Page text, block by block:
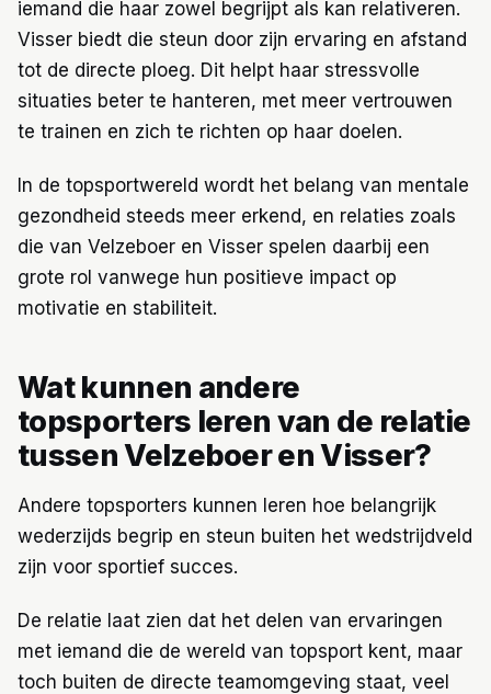
iemand die haar zowel begrijpt als kan relativeren.
Visser biedt die steun door zijn ervaring en afstand
tot de directe ploeg. Dit helpt haar stressvolle
situaties beter te hanteren, met meer vertrouwen
te trainen en zich te richten op haar doelen.
In de topsportwereld wordt het belang van mentale
gezondheid steeds meer erkend, en relaties zoals
die van Velzeboer en Visser spelen daarbij een
grote rol vanwege hun positieve impact op
motivatie en stabiliteit.
Wat kunnen andere
topsporters leren van de relatie
tussen Velzeboer en Visser?
Andere topsporters kunnen leren hoe belangrijk
wederzijds begrip en steun buiten het wedstrijdveld
zijn voor sportief succes.
De relatie laat zien dat het delen van ervaringen
met iemand die de wereld van topsport kent, maar
toch buiten de directe teamomgeving staat, veel